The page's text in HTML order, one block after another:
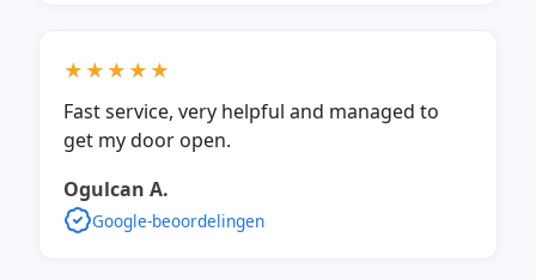
★★★★★
Fast service, very helpful and managed to
get my door open.
Ogulcan A.
Google-beoordelingen